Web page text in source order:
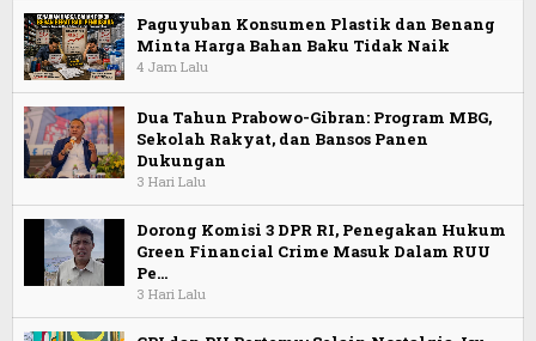
Paguyuban Konsumen Plastik dan Benang
Minta Harga Bahan Baku Tidak Naik
4 Jam Lalu
Dua Tahun Prabowo-Gibran: Program MBG,
Sekolah Rakyat, dan Bansos Panen
Dukungan
3 Hari Lalu
Dorong Komisi 3 DPR RI, Penegakan Hukum
Green Financial Crime Masuk Dalam RUU
Pe…
3 Hari Lalu